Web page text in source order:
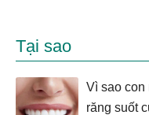
Tại sao
Vì sao con
răng suốt